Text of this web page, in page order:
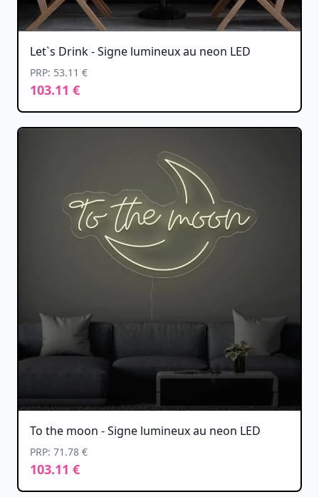
Let`s Drink - Signe lumineux au neon LED
PRP: 53.11 €
103.11 €
To the moon - Signe lumineux au neon LED
PRP: 71.78 €
103.11 €